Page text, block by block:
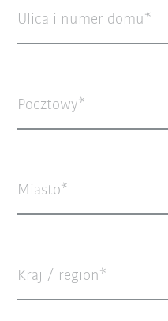
Ulica i numer domu
Pocztowy
Miasto
Kraj / region*